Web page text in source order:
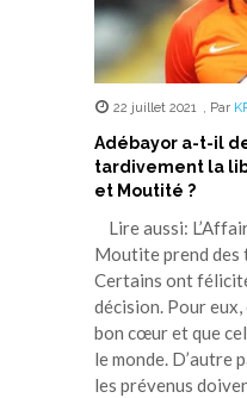
22 juillet 2021 , Par
Adébayor a-t-il
tardivement la
et Moutité ?
Lire aussi:
Moutite prend des
Certains ont
décision. Pour eux,
bon cœur et que
le monde. D’autre
les prévenus